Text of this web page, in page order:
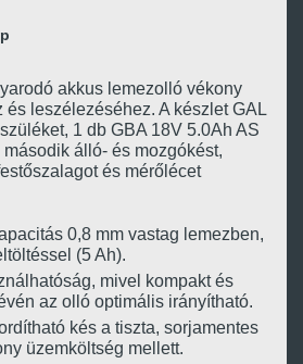
akkus lemezolló vékony
és leszélezéséhez. A készlet GAL
1 db GBA 18V 5.0Ah AS
álló- és mozgókést,
és mérőlécet
0,8 mm vastag lemezben,
(5 Ah).
mivel kompakt és
az olló optimális irányítható.
kés a tiszta, sorjamentes
üzemköltség mellett.